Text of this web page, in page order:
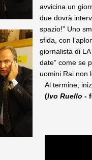
avvicina un
due dovrà
spazio!” Uno
sfida, con
giornalista di
date” come se
uomini Rai non
Al termine,
(Ivo Ruello -